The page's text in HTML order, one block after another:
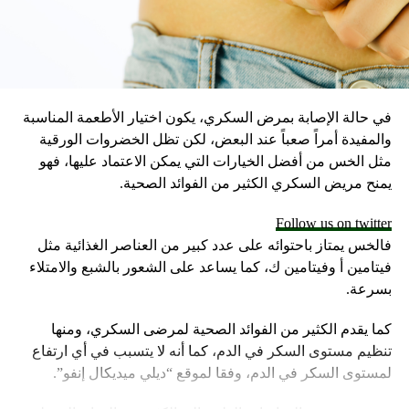
RELATED TOPICS:
UP
على موعد مع بناء أكبر محطة طاقة شمسية مركزة
العالم
ما هو تأثير الإرهاق على الجسد؟
في حالة الإصابة بمرض السكري، يكون اختيار الأطعمة المناسبة
والمفيدة أمراً صعباً عند البعض، لكن تظل الخضروات الورقية
مثل الخس من أفضل الخيارات التي يمكن الاعتماد عليها، فهو
يمنح مريض السكري الكثير من الفوائد الصحية.
Follow us on twitter
فالخس يمتاز باحتوائه على عدد كبير من العناصر الغذائية مثل
فيتامين أ وفيتامين ك، كما يساعد على الشعور بالشبع والامتلاء
بسرعة.
كما يقدم الكثير من الفوائد الصحية لمرضى السكري، ومنها
تنظيم مستوى السكر في الدم، كما أنه لا يتسبب في أي ارتفاع
لمستوى السكر في الدم، وفقا لموقع “ديلي ميديكال إنفو”.